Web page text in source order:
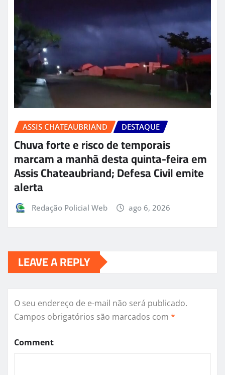
ASSIS CHATEAUBRIAND DESTAQUE
Chuva forte e risco de temporais
marcam a manhã desta quinta-feira em
Assis Chateaubriand; Defesa Civil emite
alerta
Redação Policial Web ago 6, 2026
LEAVE A REPLY
O seu endereço de e-mail não será publicado.
Campos obrigatórios são marcados com *
Comment